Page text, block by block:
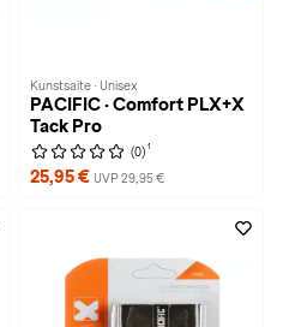
Kunstsaite · Unisex
PACIFIC · Comfort PLX+X
Tack Pro
(0) 1
25,95 € UVP 29,95 €